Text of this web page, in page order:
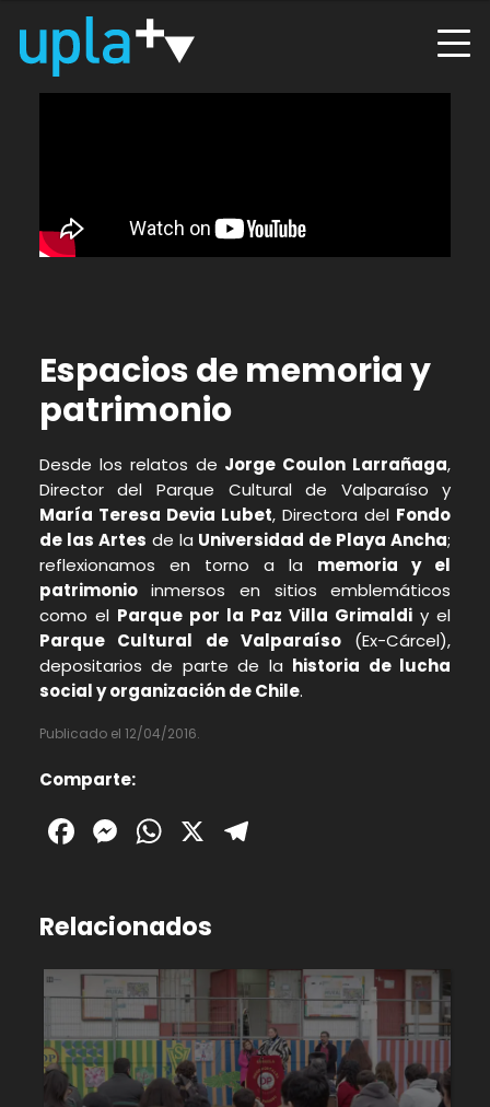
Espacios de memoria y
patrimonio
Desde los relatos de Jorge Coulon Larrañaga,
Director del Parque Cultural de Valparaíso y
María Teresa Devia Lubet, Directora del Fondo
de las Artes de la Universidad de Playa Ancha;
reflexionamos en torno a la memoria y el
patrimonioinmersos en sitios emblemáticos
como el Parque por la Paz Villa Grimaldi y el
Parque Cultural de Valparaíso(Ex-Cárcel),
depositarios de parte de la historia de lucha
social y organización de Chile.
Publicado el 12/04/2016.
Comparte:
Facebook
Messenger
WhatsApp
X
Relacionados